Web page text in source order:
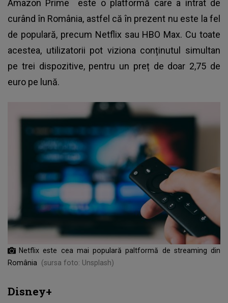
Amazon Prime
este o platformă care a intrat de
curând în România, astfel că în prezent nu este la fel
de populară, precum Netflix sau HBO Max. Cu toate
acestea, utilizatorii pot viziona conținutul simultan
pe trei dispozitive, pentru un preț de doar 2,75 de
euro pe lună.
Netflix este cea mai populară paltformă de streaming din
România
(sursa foto: Unsplash)
Disney+